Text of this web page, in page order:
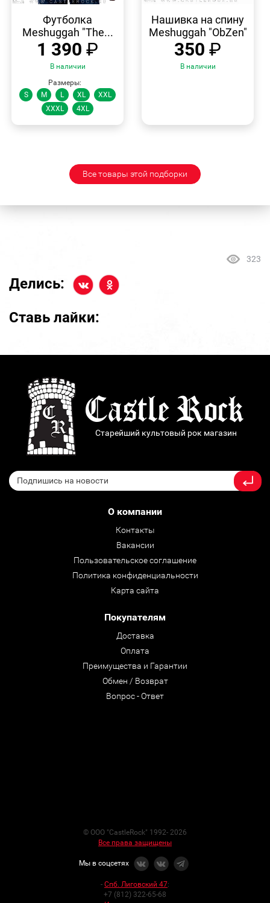
ПРОСМОТР
Футболка
Meshuggah "The...
1 390 ₽
В наличии
Размеры:
S
M L XL
XXL
XXXL
4XL
ПРОСМОТР
Нашивка на спину
Meshuggah "ObZen"
350 ₽
В наличии
Все товары этой подборки
323
Делись:
Ставь лайки:
Старейший культовый рок магазин
О компании
Контакты
Вакансии
Пользовательское соглашение
Политика конфиденциальности
Карта сайта
Покупателям
Доставка
Оплата
Преимущества и Гарантии
Обмен / Возврат
Вопрос - Ответ
© ООО "CastleRock" 1992- 2026
Все права защищены
Мы в соцсетях
- Спб. Лиговский 47:
+7 (812) 322-65-68